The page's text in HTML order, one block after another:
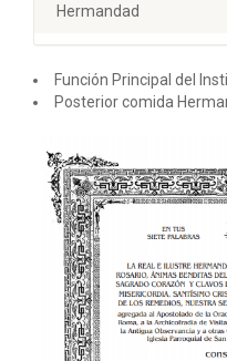
Hermandad
Función Principal del
Posterior comida